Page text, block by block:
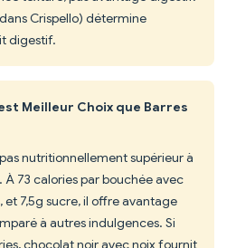
Crispello) détermine
digestif.
Meilleur Choix que Barres
nutritionnellement supérieur à
73 calories par bouchée avec
7,5g sucre, il offre avantage
à autres indulgences. Si
chocolat noir avec noix fournit